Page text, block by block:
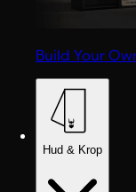
Build Your
Hud & Krop